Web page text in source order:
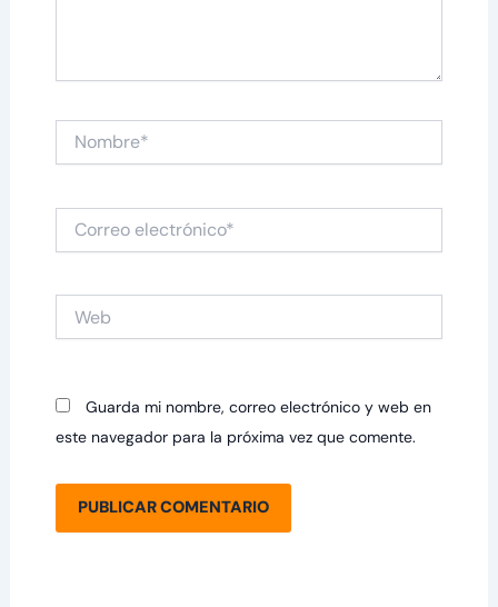
Nombre*
Correo
electrónico*
Guarda mi nombre, correo electrónico y web en
este navegador para la próxima vez que comente.